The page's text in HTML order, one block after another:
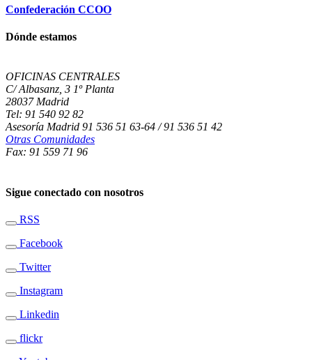
Confederación CCOO
Dónde estamos
OFICINAS CENTRALES
C/ Albasanz, 3 1º Planta
28037 Madrid
Tel: 91 540 92 82
Asesoría Madrid 91 536 51 63-64 / 91 536 51 42
Otras Comunidades
Fax: 91 559 71 96
Sigue conectado con nosotros
RSS
Facebook
Twitter
Instagram
Linkedin
flickr